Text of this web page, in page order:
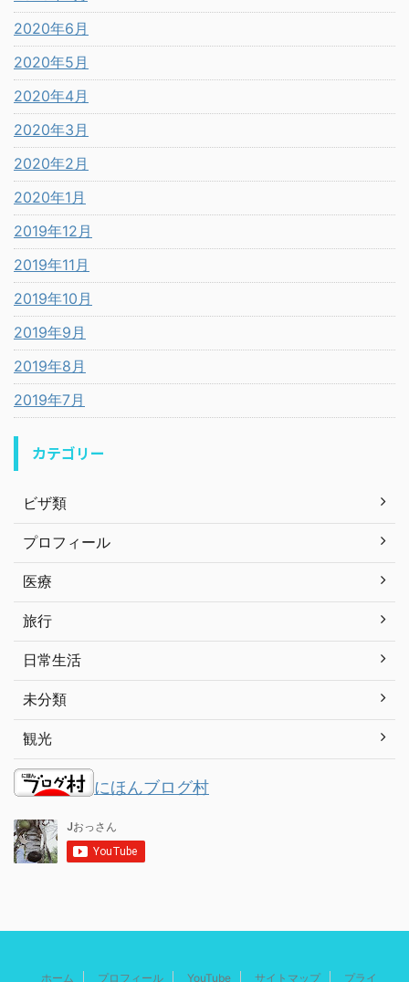
2020年6月
2020年5月
2020年4月
2020年3月
2020年2月
2020年1月
2019年12月
2019年11月
2019年10月
2019年9月
2019年8月
2019年7月
カテゴリー
ビザ類
プロフィール
医療
旅行
日常生活
未分類
観光
にほんブログ村
ホーム プロフィール YouTube サイトマップ プライ